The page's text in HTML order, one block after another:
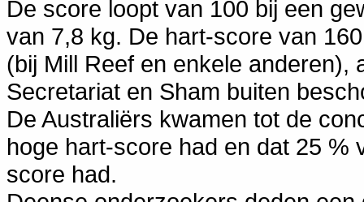
De score loopt van 100 bij een
van 7,8 kg. De hart-score van
(bij Mill Reef en enkele anderen),
Secretariat en Sham buiten
De Australiërs kwamen tot de
hoge hart-score had en dat 25 %
score had.